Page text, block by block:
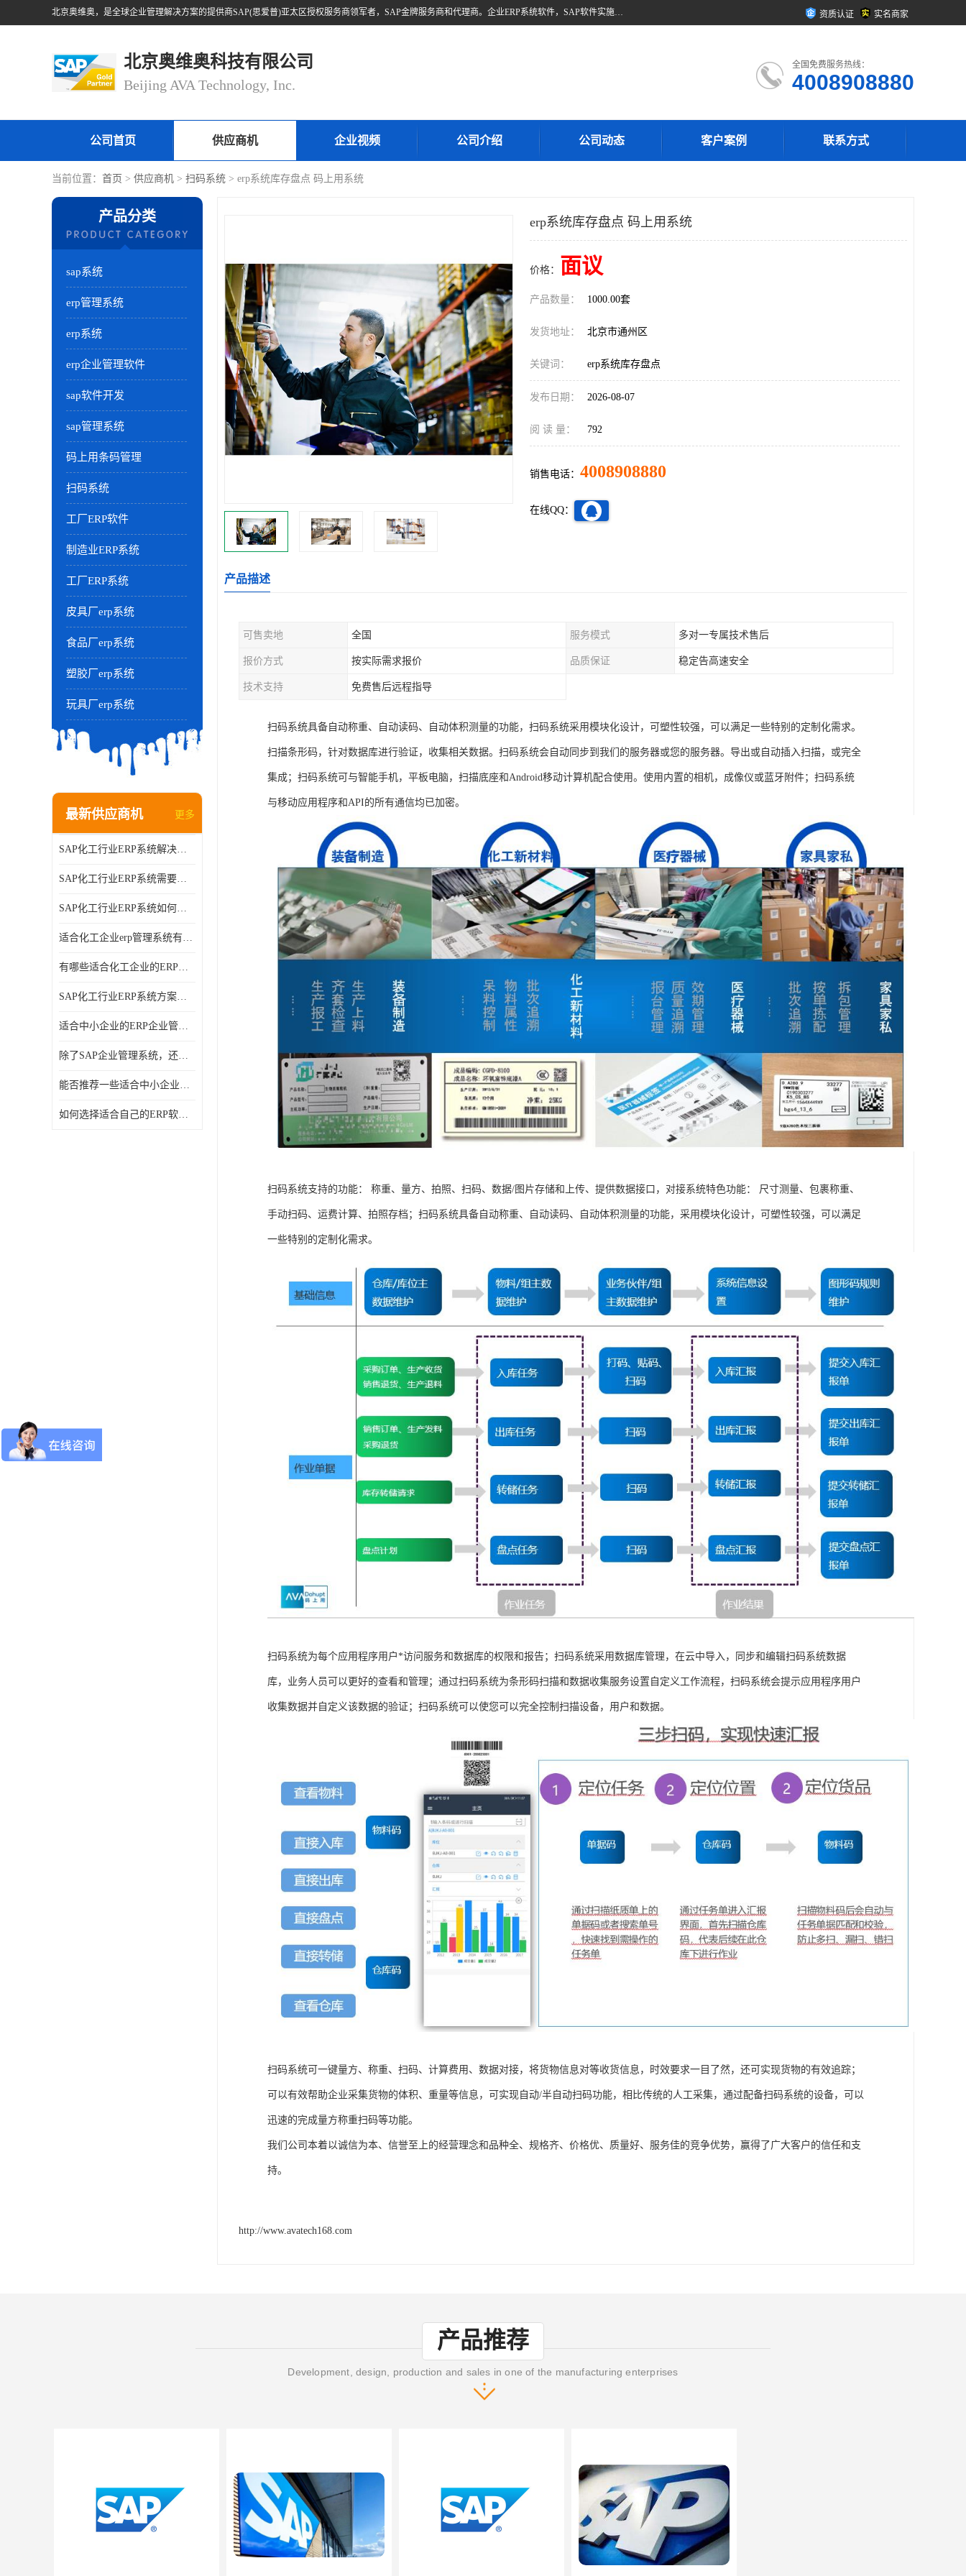
北京奥维奥，是全球企业管理解决方案的提供商SAP(思爱普)亚太区授权服务商领军者，SAP金牌服务商和代理商。企业ERP系统软件，SAP软件实施，17年来服务客户1500多家。提供SAP Business One，SAP Business ByDesign，SAP S/4HANA Cloud，SAP Analytics Cloud （分析云）等产品与解决方案。咨询专线：400-890-8880 资质认证 实名商家
北京奥维奥科技有限公司
Beijing AVA Technology, Inc.
全国免费服务热线：
4008908880
公司首页 供应商机 企业视频 公司介绍 公司动态 客户案例 联系方式
当前位置： 首页 > 供应商机 > 扫码系统 > erp系统库存盘点 码上用系统
产品分类
sap系统
erp管理系统
erp系统
erp企业管理软件
sap软件开发
sap管理系统
码上用条码管理
扫码系统
工厂ERP软件
制造业ERP系统
工厂ERP系统
皮具厂erp系统
食品厂erp系统
塑胶厂erp系统
玩具厂erp系统
最新供应商机 更多
SAP化工行业ERP系统解决方案的细节和功能介绍？北京奥维奥
SAP化工行业ERP系统需要多少钱？北京奥维奥
SAP化工行业ERP系统如何帮助企业提率和降？北京奥维奥
适合化工企业erp管理系统有哪些？分别有哪些优势?
有哪些适合化工企业的ERP管理系统？分别需要多少钱？
SAP化工行业ERP系统方案介绍？SAP实施商，北京奥维奥
适合中小企业的ERP企业管理系统的价格大概是多少？北京奥维奥
除了SAP企业管理系统，还有哪些类似的企业管理软件可以推荐？
能否推荐一些适合中小企业的ERP企业管理软件？北京奥维奥
如何选择适合自己的ERP软件？北京奥维奥
erp系统库存盘点 码上用系统
价格： 面议
产品数量： 1000.00套
发货地址： 北京市通州区
关键词： erp系统库存盘点
发布日期： 2026-08-07
阅 读 量： 792
销售电话： 4008908880
在线QQ：
产品描述
可售卖地 全国 服务模式 多对一专属技术售后
报价方式 按实际需求报价 品质保证 稳定告高速安全
技术支持 免费售后远程指导
扫码系统具备自动称重、自动读码、自动体积测量的功能，扫码系统采用模块化设计，可塑性较强，可以满足一些特别的定制化需求。
扫描条形码，针对数据库进行验证，收集相关数据。扫码系统会自动同步到我们的服务器或您的服务器。导出或自动插入扫描，或完全
集成；扫码系统可与智能手机，平板电脑，扫描底座和Android移动计算机配合使用。使用内置的相机，成像仪或蓝牙附件；扫码系统
与移动应用程序和API的所有通信均已加密。
扫码系统支持的功能： 称重、量方、拍照、扫码、数据/图片存储和上传、提供数据接口，对接系统特色功能： 尺寸测量、包裹称重、
手动扫码、运费计算、拍照存档；扫码系统具备自动称重、自动读码、自动体积测量的功能，采用模块化设计，可塑性较强，可以满足
一些特别的定制化需求。
扫码系统为每个应用程序用户*访问服务和数据库的权限和报告；扫码系统采用数据库管理，在云中导入，同步和编辑扫码系统数据
库，业务人员可以更好的查看和管理；通过扫码系统为条形码扫描和数据收集服务设置自定义工作流程，扫码系统会提示应用程序用户
收集数据并自定义该数据的验证；扫码系统可以使您可以完全控制扫描设备，用户和数据。
扫码系统可一键量方、称重、扫码、计算费用、数据对接，将货物信息对等收货信息，时效要求一目了然，还可实现货物的有效追踪；
可以有效帮助企业采集货物的体积、重量等信息，可实现自动/半自动扫码功能，相比传统的人工采集，通过配备扫码系统的设备，可以
迅速的完成量方称重扫码等功能。
我们公司本着以诚信为本、信誉至上的经营理念和品种全、规格齐、价格优、质量好、服务佳的竞争优势，赢得了广大客户的信任和支
持。
http://www.avatech168.com
产品推荐
Development, design, production and sales in one of the manufacturing enterprises